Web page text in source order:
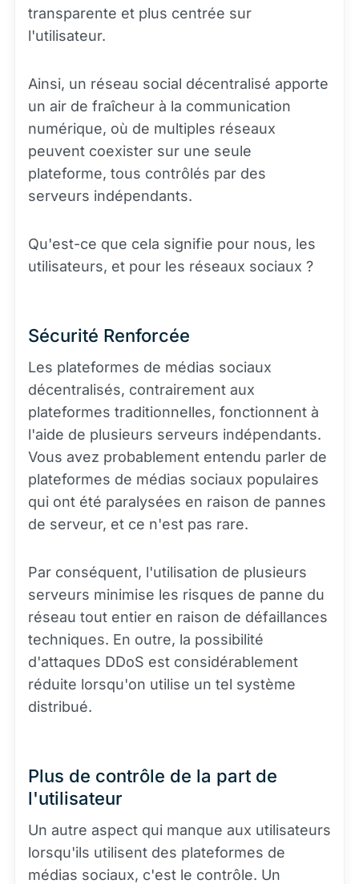
transparente et plus centrée sur
l'utilisateur.
Ainsi, un réseau social décentralisé apporte
un air de fraîcheur à la communication
numérique, où de multiples réseaux
peuvent coexister sur une seule
plateforme, tous contrôlés par des
serveurs indépendants.
Qu'est-ce que cela signifie pour nous, les
utilisateurs, et pour les réseaux sociaux ?
Sécurité Renforcée
Les plateformes de médias sociaux
décentralisés, contrairement aux
plateformes traditionnelles, fonctionnent à
l'aide de plusieurs serveurs indépendants.
Vous avez probablement entendu parler de
plateformes de médias sociaux populaires
qui ont été paralysées en raison de pannes
de serveur, et ce n'est pas rare.
Par conséquent, l'utilisation de plusieurs
serveurs minimise les risques de panne du
réseau tout entier en raison de défaillances
techniques. En outre, la possibilité
d'attaques DDoS est considérablement
réduite lorsqu'on utilise un tel système
distribué.
Plus de contrôle de la part de
l'utilisateur
Un autre aspect qui manque aux utilisateurs
lorsqu'ils utilisent des plateformes de
médias sociaux, c'est le contrôle. Un